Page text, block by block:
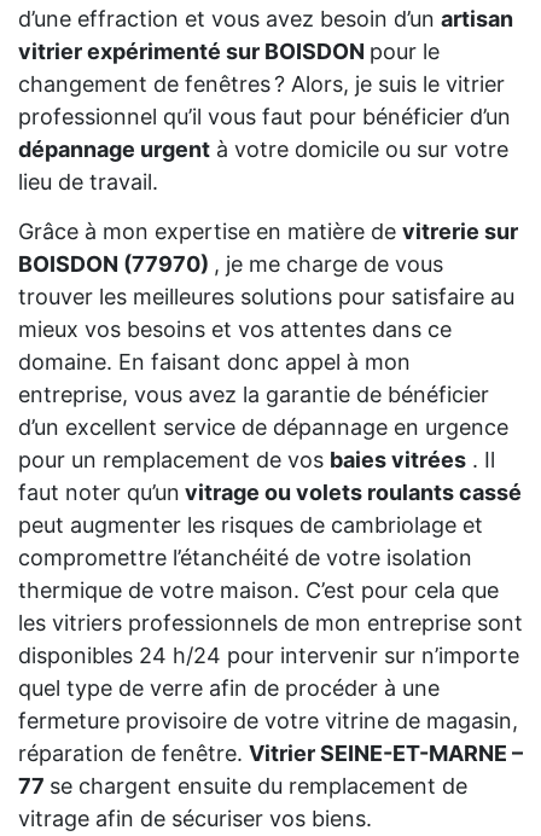
d’une effraction et vous avez besoin d’un artisan
vitrier expérimenté sur BOISDON pour le
changement de fenêtres ? Alors, je suis le vitrier
professionnel qu’il vous faut pour bénéficier d’un
dépannage urgent à votre domicile ou sur votre
lieu de travail.
Grâce à mon expertise en matière de vitrerie sur
BOISDON (77970) , je me charge de vous
trouver les meilleures solutions pour satisfaire au
mieux vos besoins et vos attentes dans ce
domaine. En faisant donc appel à mon
entreprise, vous avez la garantie de bénéficier
d’un excellent service de dépannage en urgence
pour un remplacement de vos baies vitrées . Il
faut noter qu’un vitrage ou volets roulants cassé
peut augmenter les risques de cambriolage et
compromettre l’étanchéité de votre isolation
thermique de votre maison. C’est pour cela que
les vitriers professionnels de mon entreprise sont
disponibles 24 h/24 pour intervenir sur n’importe
quel type de verre afin de procéder à une
fermeture provisoire de votre vitrine de magasin,
réparation de fenêtre. Vitrier SEINE-ET-MARNE –
77 se chargent ensuite du remplacement de
vitrage afin de sécuriser vos biens.